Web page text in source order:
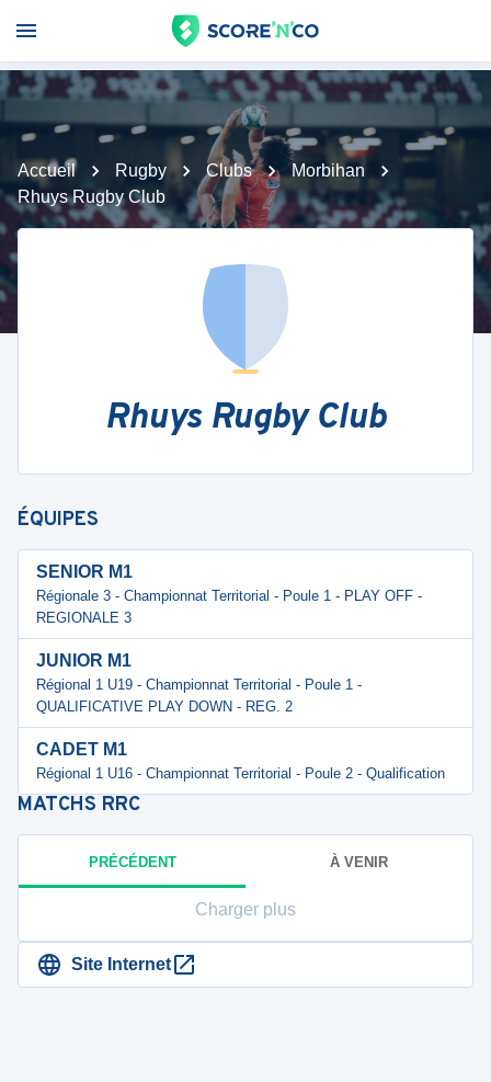
Accueil Rugby Clubs
Morbihan
Rhuys Rugby Club
Rhuys Rugby Club
ÉQUIPES
SENIOR M1
Régionale 3 - Championnat Territorial - Poule 1 - PLAY OFF -
REGIONALE 3
JUNIOR M1
Régional 1 U19 - Championnat Territorial - Poule 1 -
QUALIFICATIVE PLAY DOWN - REG. 2
CADET M1
Régional 1 U16 - Championnat Territorial - Poule 2 - Qualification
MATCHS RRC
PRÉCÉDENT À VENIR
Charger plus
Site Internet